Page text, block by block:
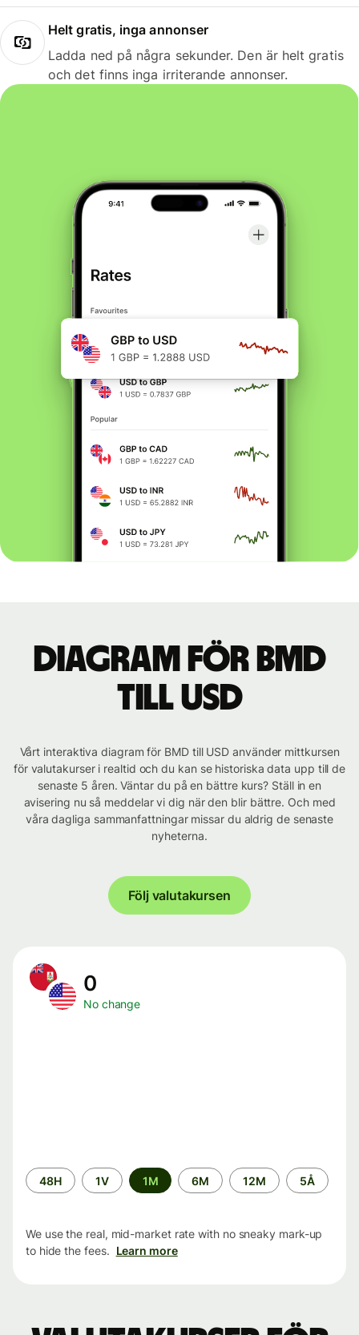
Helt gratis, inga annonser
Ladda ned på några sekunder. Den är helt gratis
och det finns inga irriterande annonser.
Diagram för BMD
till USD
Vårt interaktiva diagram för BMD till USD använder mittkursen
för valutakurser i realtid och du kan se historiska data upp till de
senaste 5 åren. Väntar du på en bättre kurs? Ställ in en
avisering nu så meddelar vi dig när den blir bättre. Och med
våra dagliga sammanfattningar missar du aldrig de senaste
nyheterna.
Följ valutakursen
0
No change
Time
period
48H 1V 1M 6M 12M 5Å
We use the real, mid-market rate with no sneaky mark-up
to hide the fees. Learn more